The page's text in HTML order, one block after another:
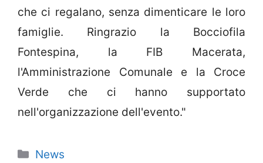
che ci regalano, senza dimenticare le loro
famiglie. Ringrazio la Bocciofila
Fontespina, la FIB Macerata,
l'Amministrazione Comunale e la Croce
Verde che ci hanno supportato
nell'organizzazione dell'evento."
Categorie
News